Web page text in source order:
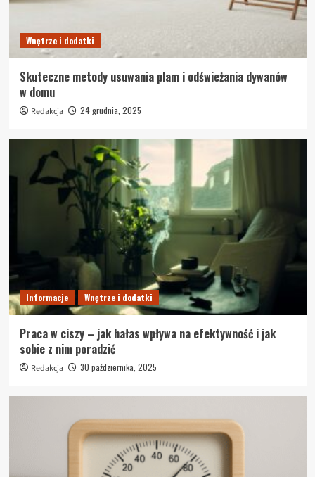
Wnętrze i dodatki
Skuteczne metody usuwania plam i odświeżania dywanów
w domu
Redakcja 24 grudnia, 2025
Informacje Wnętrze i dodatki
Praca w ciszy – jak hałas wpływa na efektywność i jak
sobie z nim poradzić
Redakcja 30 października, 2025